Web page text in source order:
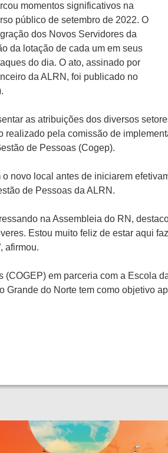
momentos significativos na
público de setembro de 2022. O
dos Novos Servidores da
da lotação de cada um em seus
do dia. O ato, assinado por
da ALRN, foi publicado no
as atribuições dos diversos
realizado pela comissão de
de Pessoas (Cogep).
novo local antes de iniciarem
de Pessoas da ALRN.
na Assembleia do RN,
Estou muito feliz de estar aqui
afirmou.
(COGEP) em parceria com a Escola
do Norte tem como objetivo